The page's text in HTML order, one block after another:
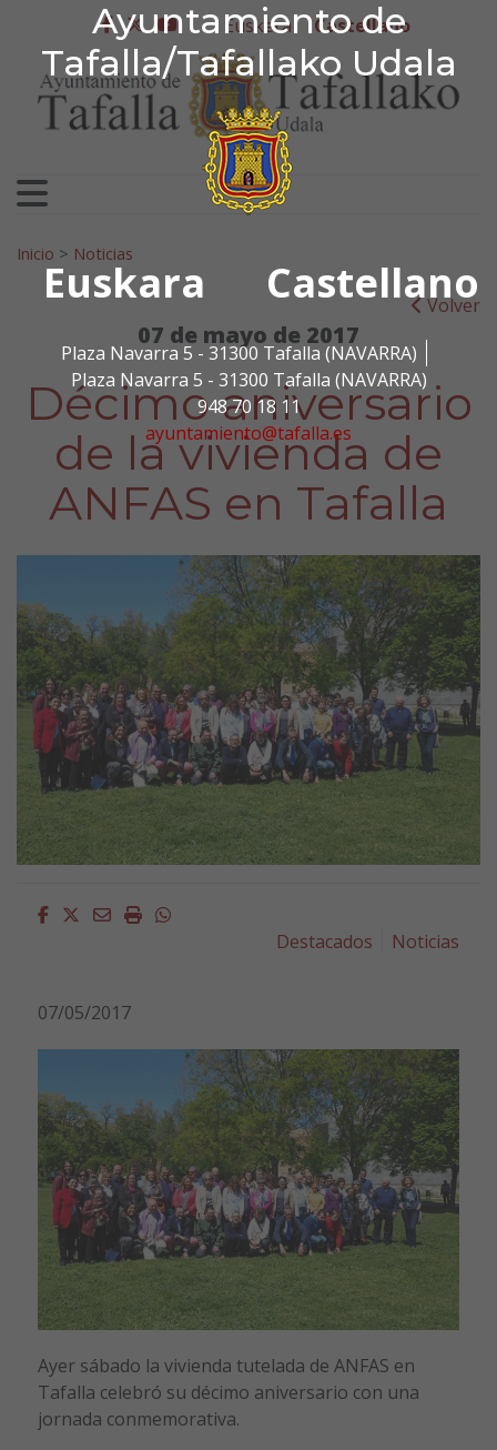
Ayuntamiento de
Tafalla/Tafallako Udala
Euskara Castellano
Plaza Navarra 5 - 31300 Tafalla (NAVARRA)
Plaza Navarra 5 - 31300 Tafalla (NAVARRA)
948 70 18 11
ayuntamiento@tafalla.es
Ir al contenido
Ayuntamiento de
facebook
twitter
youtube
Euskera Castellano
Search for:
Inicio > Noticias
Volver
07 de mayo de 2017
Décimo aniversario
de la vivienda de
ANFAS en Tafalla
Facebook
Twitter
EmailImprimirWhatsapp
Destacados
Noticias
07/05/2017
Ayer sábado la vivienda tutelada de ANFAS en
Tafalla celebró su décimo aniversario con una
jornada conmemorativa.